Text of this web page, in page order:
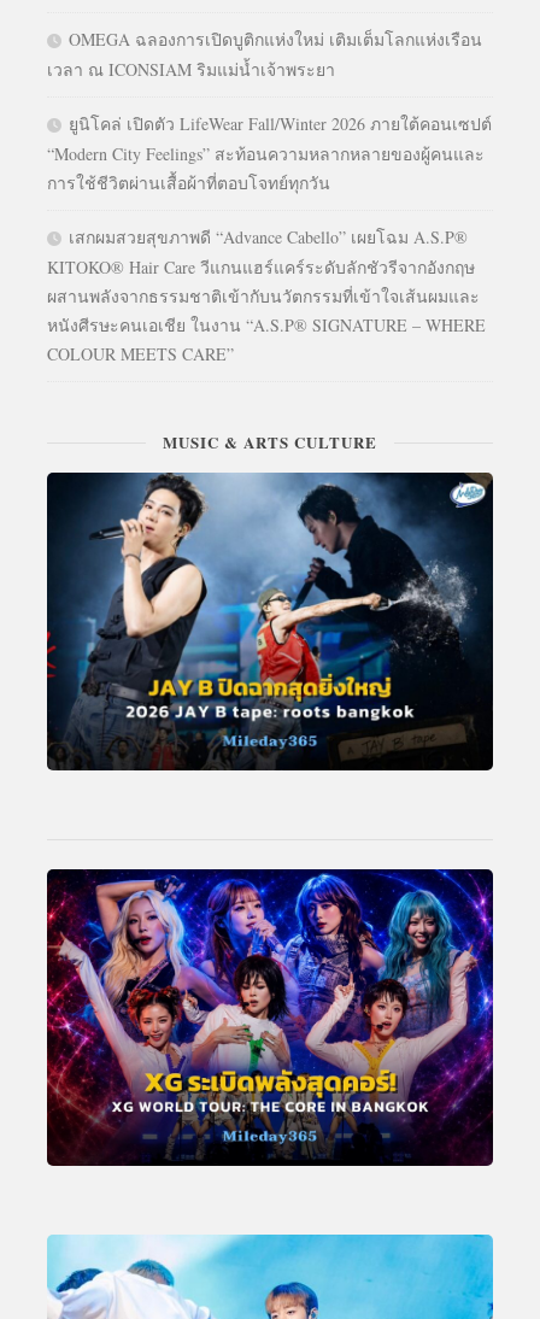
OMEGA ฉลองการเปิดบูติกแห่งใหม่ เติมเต็มโลกแห่งเรือน
เวลา ณ ICONSIAM ริมแม่น้ำเจ้าพระยา
ยูนิโคล่ เปิดตัว LifeWear Fall/Winter 2026 ภายใต้คอนเซปต์
“Modern City Feelings” สะท้อนความหลากหลายของผู้คนและ
การใช้ชีวิตผ่านเสื้อผ้าที่ตอบโจทย์ทุกวัน
เสกผมสวยสุขภาพดี “Advance Cabello” เผยโฉม A.S.P®
KITOKO® Hair Care วีแกนแฮร์แคร์ระดับลักชัวรีจากอังกฤษ
ผสานพลังจากธรรมชาติเข้ากับนวัตกรรมที่เข้าใจเส้นผมและ
หนังศีรษะคนเอเชีย ในงาน “A.S.P® SIGNATURE – WHERE
COLOUR MEETS CARE”
MUSIC & ARTS CULTURE